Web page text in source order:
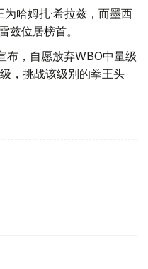
哈姆扎·希拉兹，而墨西
兹位居榜首。
布，自愿放弃WBO中量级
，挑战该级别的拳王头